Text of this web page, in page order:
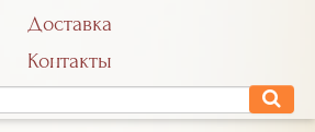
Доставка
Контакты